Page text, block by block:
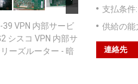
39 VPN 内部サービ
シスコ VPN 内部サ
ーズルーター - 暗
支払条件:
供給の能
連絡先